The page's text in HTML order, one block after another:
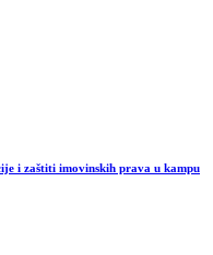
i zaštiti imovinskih prava u kampu